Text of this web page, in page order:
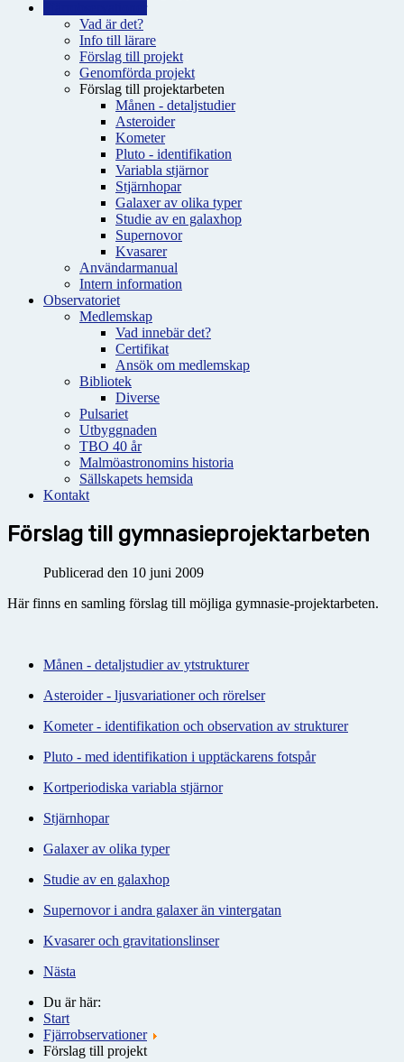
Vad är det?
Info till lärare
Förslag till projekt
Genomförda projekt
Förslag till projektarbeten
Månen - detaljstudier
Asteroider
Kometer
Pluto - identifikation
Variabla stjärnor
Stjärnhopar
Galaxer av olika typer
Studie av en galaxhop
Supernovor
Kvasarer
Användarmanual
Intern information
Observatoriet
Medlemskap
Vad innebär det?
Certifikat
Ansök om medlemskap
Bibliotek
Diverse
Pulsariet
Utbyggnaden
TBO 40 år
Malmöastronomins historia
Sällskapets hemsida
Kontakt
Förslag till gymnasieprojektarbeten
Publicerad den 10 juni 2009
Här finns en samling förslag till möjliga gymnasie-projektarbeten.
Månen - detaljstudier av ytstrukturer
Asteroider - ljusvariationer och rörelser
Kometer - identifikation och observation av strukturer
Pluto - med identifikation i upptäckarens fotspår
Kortperiodiska variabla stjärnor
Stjärnhopar
Galaxer av olika typer
Studie av en galaxhop
Supernovor i andra galaxer än vintergatan
Kvasarer och gravitationslinser
Nästa
Du är här:
Start
Fjärrobservationer
Förslag till projekt